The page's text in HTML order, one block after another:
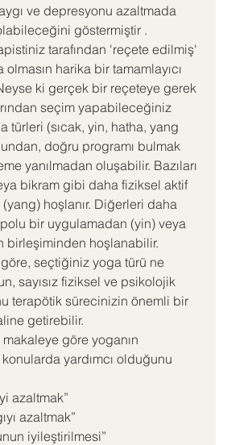
ve depresyonu azaltmada
göstermiştir .
tarafından 'reçete edilmiş'
olmasın harika bir tamamlayıcı
ki gerçek bir reçeteye gerek
seçim yapabileceğiniz
türleri (sıcak, yin, hatha, yang
doğru programı bulmak
yanılmadan oluşabilir. Bazıları
bikram gibi daha fiziksel aktif
hoşlanır. Diğerleri daha
bir uygulamadan (yin) veya
birleşiminden hoşlanabilir.
seçtiğiniz yoga türü ne
sayısız fiziksel ve psikolojik
terapötik sürecinizin önemli bir
getirebilir.
makaleye göre yoganın
yardımcı olduğunu
azaltmak”
azaltmak”
iyileştirilmesi”